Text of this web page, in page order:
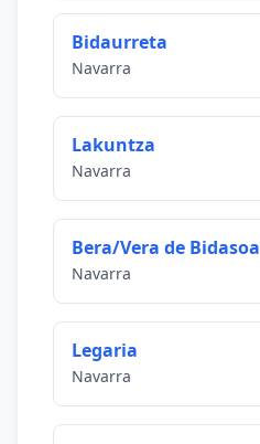
Bidaurreta
Navarra
Lakuntza
Navarra
Bera/Vera de Bidasoa
Navarra
Legaria
Navarra